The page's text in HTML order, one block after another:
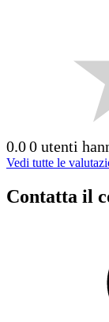
0.00 utenti
Vedi tutte le
Contatta il